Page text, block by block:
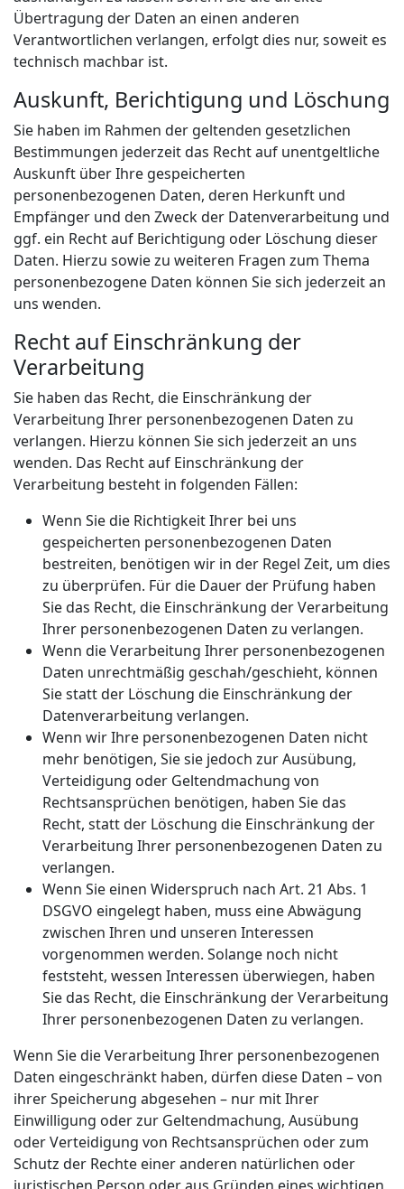
Übertragung der Daten an einen anderen
Verantwortlichen verlangen, erfolgt dies nur, soweit es
technisch machbar ist.
Auskunft, Berichtigung und Löschung
Sie haben im Rahmen der geltenden gesetzlichen
Bestimmungen jederzeit das Recht auf unentgeltliche
Auskunft über Ihre gespeicherten
personenbezogenen Daten, deren Herkunft und
Empfänger und den Zweck der Datenverarbeitung und
ggf. ein Recht auf Berichtigung oder Löschung dieser
Daten. Hierzu sowie zu weiteren Fragen zum Thema
personenbezogene Daten können Sie sich jederzeit an
uns wenden.
Recht auf Einschränkung der
Verarbeitung
Sie haben das Recht, die Einschränkung der
Verarbeitung Ihrer personenbezogenen Daten zu
verlangen. Hierzu können Sie sich jederzeit an uns
wenden. Das Recht auf Einschränkung der
Verarbeitung besteht in folgenden Fällen:
Wenn Sie die Richtigkeit Ihrer bei uns
gespeicherten personenbezogenen Daten
bestreiten, benötigen wir in der Regel Zeit, um dies
zu überprüfen. Für die Dauer der Prüfung haben
Sie das Recht, die Einschränkung der Verarbeitung
Ihrer personenbezogenen Daten zu verlangen.
Wenn die Verarbeitung Ihrer personenbezogenen
Daten unrechtmäßig geschah/geschieht, können
Sie statt der Löschung die Einschränkung der
Datenverarbeitung verlangen.
Wenn wir Ihre personenbezogenen Daten nicht
mehr benötigen, Sie sie jedoch zur Ausübung,
Verteidigung oder Geltendmachung von
Rechtsansprüchen benötigen, haben Sie das
Recht, statt der Löschung die Einschränkung der
Verarbeitung Ihrer personenbezogenen Daten zu
verlangen.
Wenn Sie einen Widerspruch nach Art. 21 Abs. 1
DSGVO eingelegt haben, muss eine Abwägung
zwischen Ihren und unseren Interessen
vorgenommen werden. Solange noch nicht
feststeht, wessen Interessen überwiegen, haben
Sie das Recht, die Einschränkung der Verarbeitung
Ihrer personenbezogenen Daten zu verlangen.
Wenn Sie die Verarbeitung Ihrer personenbezogenen
Daten eingeschränkt haben, dürfen diese Daten – von
ihrer Speicherung abgesehen – nur mit Ihrer
Einwilligung oder zur Geltendmachung, Ausübung
oder Verteidigung von Rechtsansprüchen oder zum
Schutz der Rechte einer anderen natürlichen oder